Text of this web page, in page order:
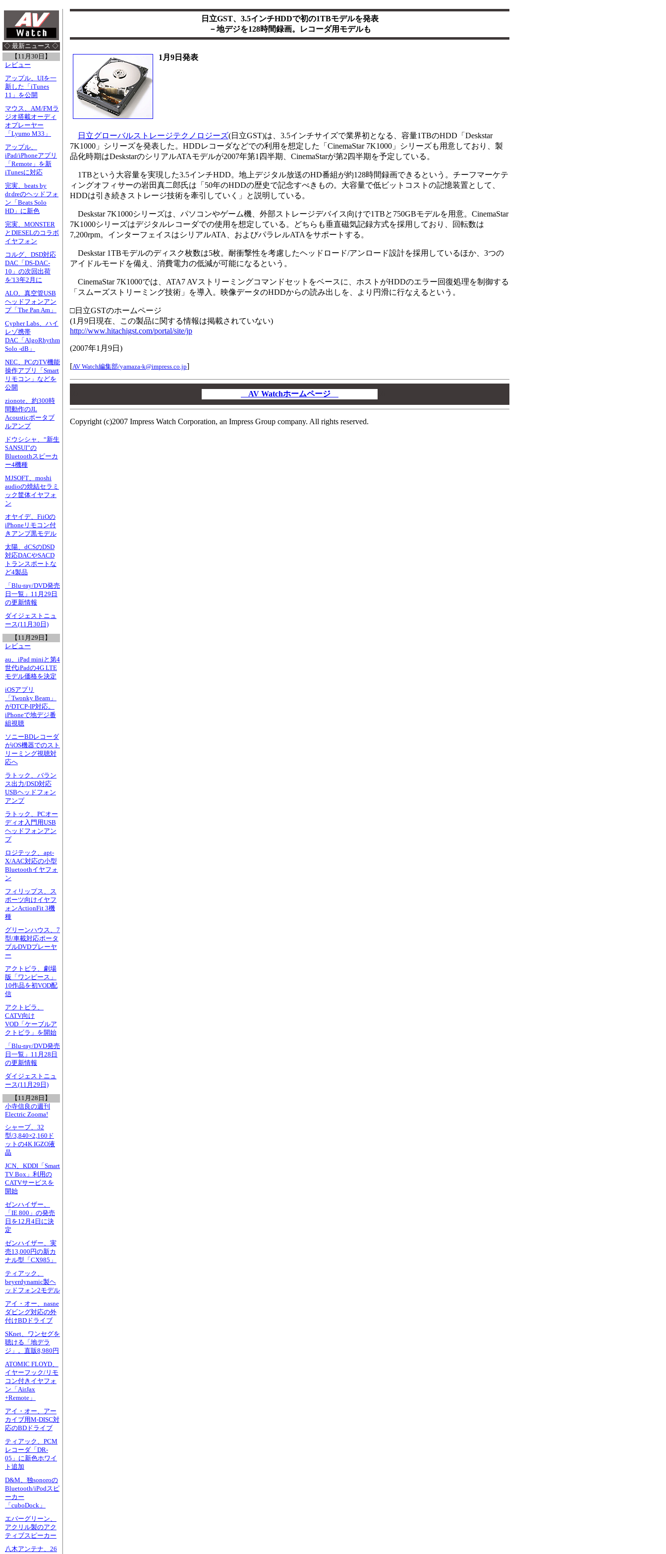
◇ 最新ニュース ◇
【11月30日】
レビュー
アップル、UIを一
新した「iTunes
11」を公開
マウス、AM/FMラ
ジオ搭載オーディ
オプレーヤー
「Lyumo M33」
アップル、
iPad/iPhoneアプリ
「Remote」を新
iTunesに対応
完実、beats by
dr.dreのヘッドフォ
ン「Beats Solo
HD」に新色
完実、MONSTER
とDIESELのコラボ
イヤフォン
コルグ、DSD対応
DAC「DS-DAC-
10」の次回出荷
を'13年2月に
ALO、真空管USB
ヘッドフォンアン
プ「The Pan Am」
Cypher Labs、ハイ
レゾ携帯
DAC「AlgoRhythm
Solo -dB」
NEC、PCのTV機能
操作アプリ「Smart
リモコン」などを
公開
zionote、約300時
間動作のJL
Acousticポータブ
ルアンプ
ドウシシャ、“新生
SANSUI”の
Bluetoothスピーカ
ー4機種
MJSOFT、moshi
audioの焼結セラミ
ック筐体イヤフォ
ン
オヤイデ、FiiOの
iPhoneリモコン付
きアンプ黒モデル
太陽、dCSのDSD
対応DACやSACD
トランスポートな
ど4製品
「Blu-ray/DVD発売
日一覧」11月29日
の更新情報
ダイジェストニュ
ース(11月30日)
【11月29日】
レビュー
au、iPad miniと第4
世代iPadの4G LTE
モデル価格を決定
iOSアプリ
「Twonky Beam」
がDTCP-IP対応。
iPhoneで地デジ番
組視聴
ソニーBDレコーダ
がiOS機器でのスト
リーミング視聴対
応へ
ラトック、バラン
ス出力/DSD対応
USBヘッドフォン
アンプ
ラトック、PCオー
ディオ入門用USB
ヘッドフォンアン
プ
ロジテック、apt-
X/AAC対応の小型
Bluetoothイヤフォ
ン
フィリップス、ス
ポーツ向けイヤフ
ォンActionFit 3機
種
グリーンハウス、7
型/車載対応ポータ
ブルDVDプレーヤ
ー
アクトビラ、劇場
版「ワンピース」
10作品を初VOD配
信
アクトビラ、
CATV向け
VOD「ケーブルア
クトビラ」を開始
「Blu-ray/DVD発売
日一覧」11月28日
の更新情報
ダイジェストニュ
ース(11月29日)
【11月28日】
小寺信良の週刊
Electric Zooma!
シャープ、32
型/3,840×2,160ド
ットの4K IGZO液
晶
JCN、KDDI「Smart
TV Box」利用の
CATVサービスを
開始
ゼンハイザー、
「IE 800」の発売
日を12月4日に決
定
ゼンハイザー、実
売13,000円の新カ
ナル型「CX985」
ティアック、
beyerdynamic製ヘ
ッドフォン2モデル
アイ・オー、nasne
ダビング対応の外
付けBDドライブ
SKnet、ワンセグを
聴ける「地デラ
ジ」。直販8,980円
ATOMIC FLOYD、
イヤーフック/リモ
コン付きイヤフォ
ン「AirJax
+Remote」
アイ・オー、アー
カイブ用M-DISC対
応のBDドライブ
ティアック、PCM
レコーダ「DR-
05」に新色ホワイ
ト追加
D&M、独sonoroの
Bluetooth/iPodスピ
ーカー
「cuboDock」
エバーグリーン、
アクリル製のアク
ティブスピーカー
八木アンテナ、26
日立GST、3.5インチHDDで初の1TBモデルを発表
－地デジを128時間録画。レコーダ用モデルも
1月9日発表
日立グローバルストレージテクノロジーズ(日立GST)は、3.5インチサイズで業界初となる、容量1TBのHDD「Deskstar
7K1000」シリーズを発表した。HDDレコーダなどでの利用を想定した「CinemaStar 7K1000」シリーズも用意しており、製
品化時期はDeskstarのシリアルATAモデルが2007年第1四半期、CinemaStarが第2四半期を予定している。
1TBという大容量を実現した3.5インチHDD。地上デジタル放送のHD番組が約128時間録画できるという。チーフマーケテ
ィングオフィサーの岩田真二郎氏は「50年のHDDの歴史で記念すべきもの。大容量で低ビットコストの記憶装置として、
HDDは引き続きストレージ技術を牽引していく」と説明している。
Deskstar 7K1000シリーズは、パソコンやゲーム機、外部ストレージデバイス向けで1TBと750GBモデルを用意。CinemaStar
7K1000シリーズはデジタルレコーダでの使用を想定している。どちらも垂直磁気記録方式を採用しており、回転数は
7,200rpm。インターフェイスはシリアルATA、およびパラレルATAをサポートする。
Deskstar 1TBモデルのディスク枚数は5枚。耐衝撃性を考慮したヘッドロード/アンロード設計を採用しているほか、3つの
アイドルモードを備え、消費電力の低減が可能になるという。
CinemaStar 7K1000では、ATA7 AVストリーミングコマンドセットをベースに、ホストがHDDのエラー回復処理を制御する
「スムーズストリーミング技術」を導入。映像データのHDDからの読み出しを、より円滑に行なえるという。
□日立GSTのホームページ
(1月9日現在、この製品に関する情報は掲載されていない)
http://www.hitachigst.com/portal/site/jp
(2007年1月9日 )
[AV Watch編集部/yamaza-k@impress.co.jp]
AV Watchホームページ
Copyright (c)2007 Impress Watch Corporation, an Impress Group company. All rights reserved.